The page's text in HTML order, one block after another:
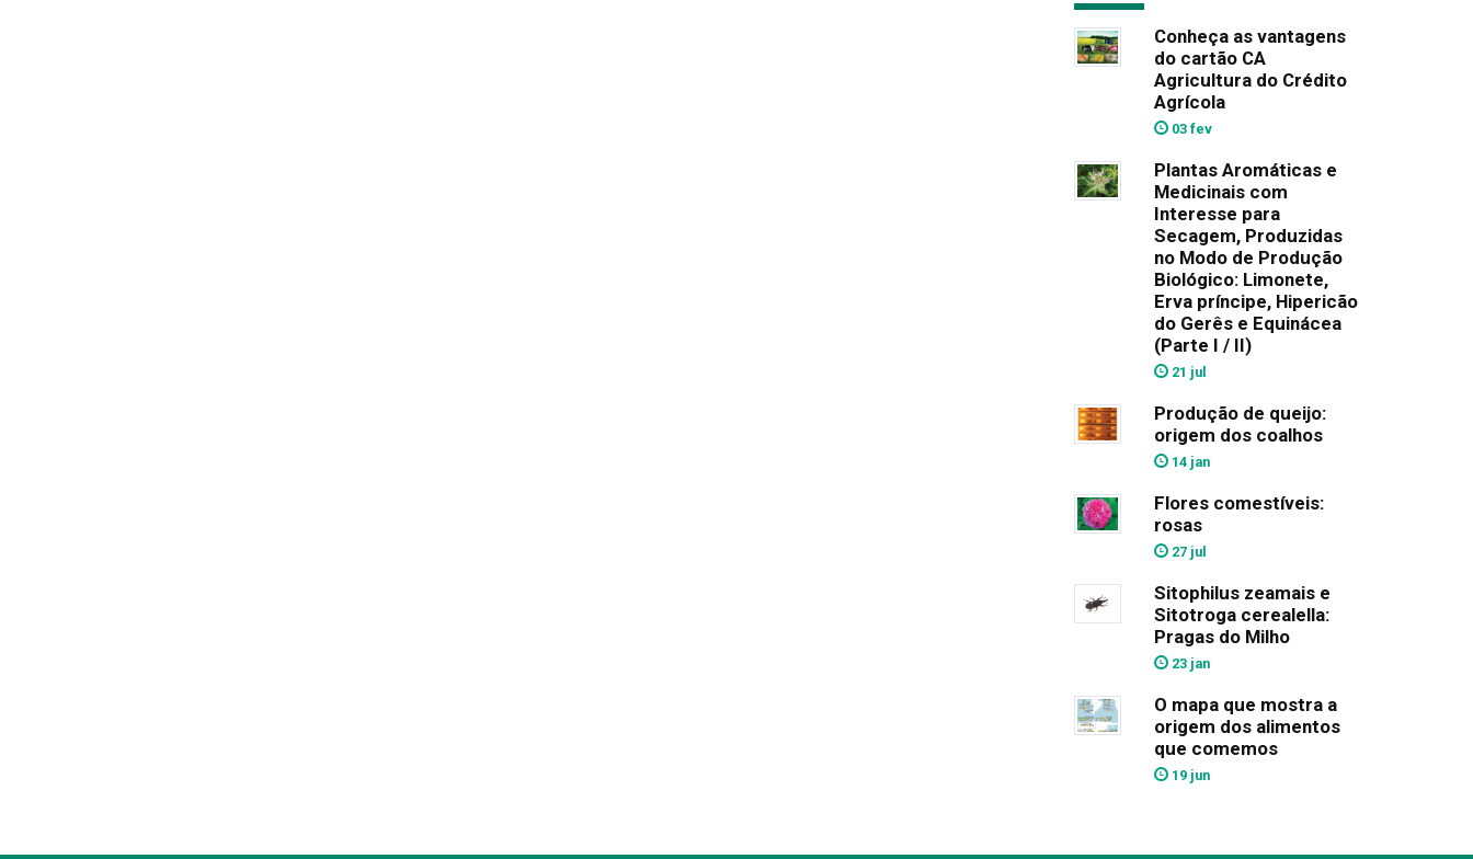
Conheça as vantagens
do cartão CA
Agricultura do Crédito
Agrícola
03 fev
Plantas Aromáticas e
Medicinais com
Interesse para
Secagem, Produzidas
no Modo de Produção
Biológico: Limonete,
Erva príncipe, Hipericão
do Gerês e Equinácea
(Parte I / II)
21 jul
Produção de queijo:
origem dos coalhos
14 jan
Flores comestíveis:
rosas
27 jul
Sitophilus zeamais e
Sitotroga cerealella:
Pragas do Milho
23 jan
O mapa que mostra a
origem dos alimentos
que comemos
19 jun